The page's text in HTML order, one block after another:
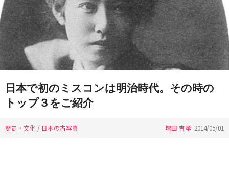
日本で初のミスコンは明治時代。その時の
トップ３をご紹介
歴史・文化 / 日本の古写真 増田 吉孝 2014/05/01